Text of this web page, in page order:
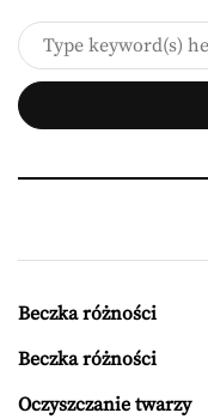
Beczka różności
Beczka różności
Oczyszczanie twarzy